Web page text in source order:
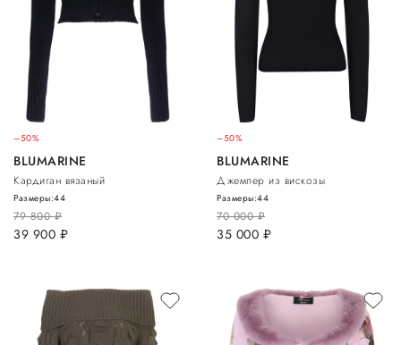
–50%
BLUMARINE
Кардиган вязаный
79 800руб.
39 900 руб.
Размеры:44
–50%
BLUMARINE
Джемпер из вискозы
70 000руб.
35 000 руб.
Размеры:44